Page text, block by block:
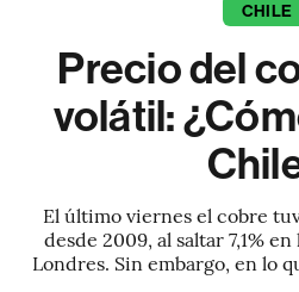
CHILE
Precio del
volátil:
El último viernes el cobre
desde 2009, al saltar 7,1%
Londres. Sin embargo, en lo